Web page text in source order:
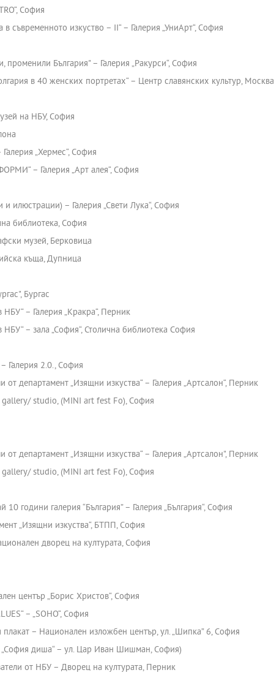
София
съвременното изкуство – II“ – Галерия „УниАрт“, София
България" – Галерия „Ракурси“, София
в 40 женских портретах“ – Центр славянских культур, Москва
на НБУ, София
„Хермес“, София
– Галерия „Арт алея“, София
илюстрации) – Галерия „Свети Лука“, София
библиотека, София
музей, Берковица
къща, Дупница
Бургас
– Галерия „Кракра“, Перник
– зала „София“, Столична библиотека София
Галерия 2.0., София
от департамент „Изящни изкуства“ – Галерия „Артсалон“, Перник
studio, (MINI art fest Fo), София
от департамент „Изящни изкуства“ – Галерия „Артсалон", Перник
studio, (MINI art fest Fo), София
години галерия “България” – Галерия „България“, София
„Изящни изкуства“, БТПП, София
дворец на културата, София
център „Борис Христов“, София
– „SOHO“, София
– Национален изложбен център, ул. „Шипка” 6, София
„София диша“ – ул. Цар Иван Шишман, София)
от НБУ – Дворец на културата, Перник